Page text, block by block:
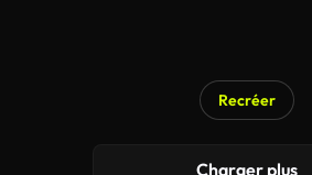
Recréer
Charger plus